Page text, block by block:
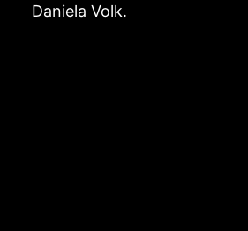
Daniela Volk.